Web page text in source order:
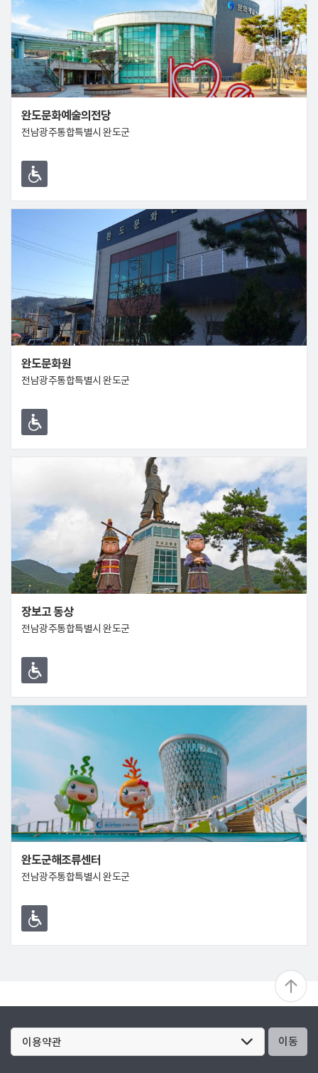
완도문화예술의전당
전남광주통합특별시 완도군
완도문화원
전남광주통합특별시 완도군
장보고 동상
전남광주통합특별시 완도군
완도군해조류센터
전남광주통합특별시 완도군
이동